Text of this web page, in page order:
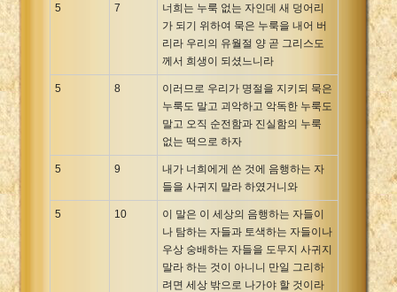
5 7
너희는 누룩 없는 자인데 새 덩어리
가 되기 위하여 묵은 누룩을 내어 버
리라 우리의 유월절 양 곧 그리스도
께서 희생이 되셨느니라
5 8
이러므로 우리가 명절을 지키되 묵은
누룩도 말고 괴악하고 악독한 누룩도
말고 오직 순전함과 진실함의 누룩
없는 떡으로 하자
5 9
내가 너희에게 쓴 것에 음행하는 자
들을 사귀지 말라 하였거니와
5 10
이 말은 이 세상의 음행하는 자들이
나 탐하는 자들과 토색하는 자들이나
우상 숭배하는 자들을 도무지 사귀지
말라 하는 것이 아니니 만일 그리하
려면 세상 밖으로 나가야 할 것이라